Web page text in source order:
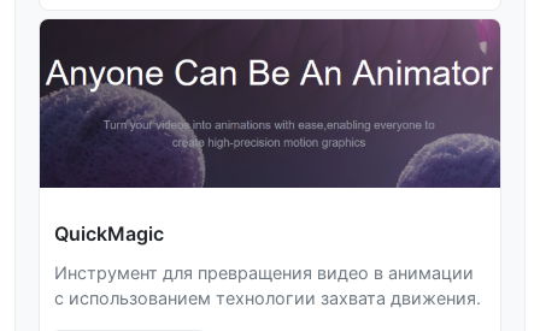
QuickMagic
Инструмент для превращения видео в анимации
с использованием технологии захвата движения.